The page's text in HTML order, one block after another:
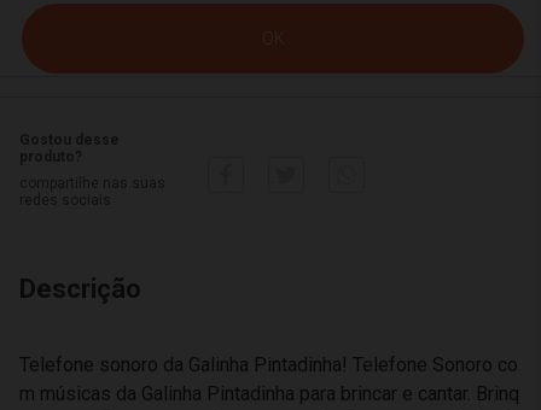
Descrição
Telefone sonoro da Galinha Pintadinha! Telefone Sonoro co
m músicas da Galinha Pintadinha para brincar e cantar. Brinq